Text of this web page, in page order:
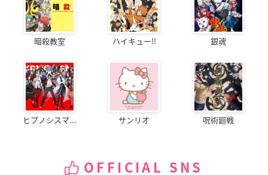
暗殺教室 ハイキュー!! 銀魂
ヒプノシスマ... サンリオ 呪術廻戦
OFFICIAL SNS